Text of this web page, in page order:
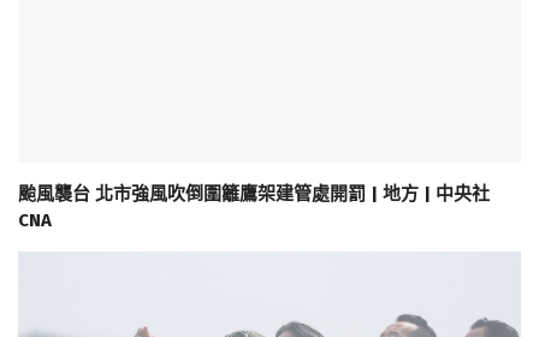
颱風襲台 北市強風吹倒圍籬鷹架建管處開罰 | 地方 | 中央社
CNA